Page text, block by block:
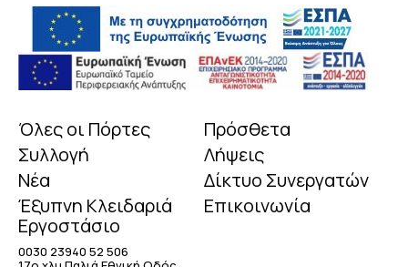
Όλες οι Πόρτες
Συλλογή
Νέα
Έξυπνη Κλειδαριά
Πρόσθετα
Λήψεις
Δίκτυο Συνεργατών
Επικοινωνία
Εργοστάσιο
0030 23940 52 506